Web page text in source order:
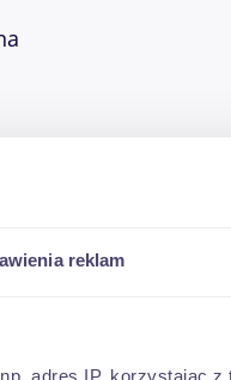
reklam
adres IP, korzystając z